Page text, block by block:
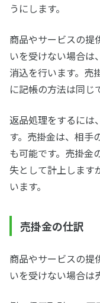
うにします。
商品やサービスの提
いを受けない場合は
消込を行います。売
に記帳の方法は同じ
返品処理をするには
す。売掛金は、相手
も可能です。売掛金
失として計上します
います。
売掛金の仕訳
商品やサービスの提
いを受けない場合は